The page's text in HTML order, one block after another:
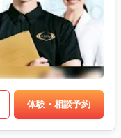
体験・相談予約